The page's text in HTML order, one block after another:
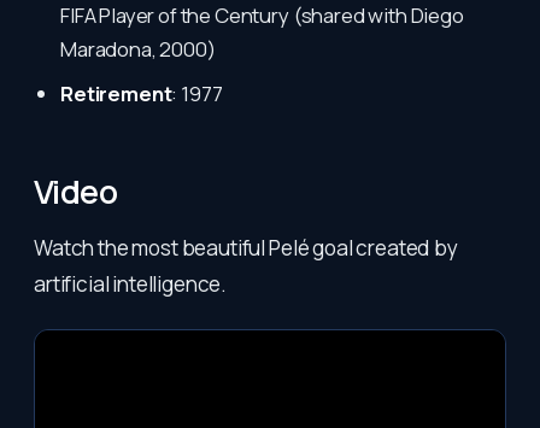
FIFA Player of the Century (shared with Diego
Maradona, 2000)
Retirement: 1977
Video
Watch the most beautiful Pelé goal created by
artificial intelligence.